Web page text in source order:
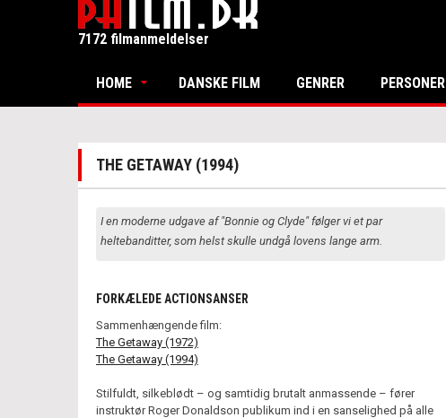
7172 filmanmeldelser
HOME DANSKE FILM GENRER PERSONER
THE GETAWAY (1994)
I en moderne udgave af "Bonnie og Clyde" følger vi et par
heltebanditter, som helst skulle undgå lovens lange arm.
FORKÆLEDE ACTIONSANSER
Sammenhængende film:
The Getaway (1972)
The Getaway (1994)
Stilfuldt, silkeblødt – og samtidig brutalt anmassende – fører
instruktør Roger Donaldson publikum ind i en sanselighed på alle